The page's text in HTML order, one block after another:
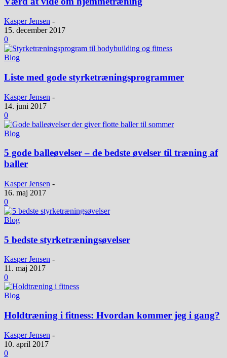
Kasper Jensen -
15. december 2017
0
Blog
Liste med gode styrketræningsprogrammer
Kasper Jensen -
14. juni 2017
0
Blog
5 gode balleøvelser – de bedste øvelser til træning af
baller
Kasper Jensen -
16. maj 2017
0
Blog
5 bedste styrketræningsøvelser
Kasper Jensen -
11. maj 2017
0
Blog
Holdtræning i fitness: Hvordan kommer jeg i gang?
Kasper Jensen -
10. april 2017
0